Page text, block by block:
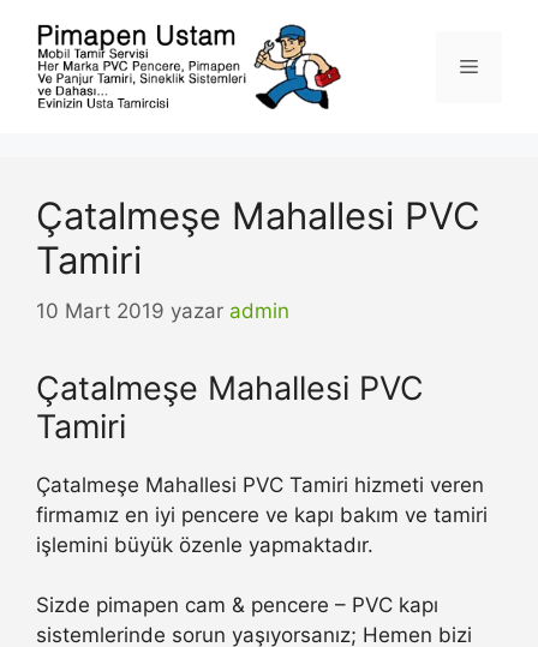
Menü
Çatalmeşe Mahallesi PVC
Tamiri
10 Mart 2019 yazar admin
Çatalmeşe Mahallesi PVC
Tamiri
Çatalmeşe Mahallesi PVC Tamiri hizmeti veren
firmamız en iyi pencere ve kapı bakım ve tamiri
işlemini büyük özenle yapmaktadır.
Sizde pimapen cam & pencere – PVC kapı
sistemlerinde sorun yaşıyorsanız; Hemen bizi